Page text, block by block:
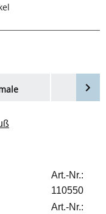
Art.-Nr.:
110550
Art.-Nr.: